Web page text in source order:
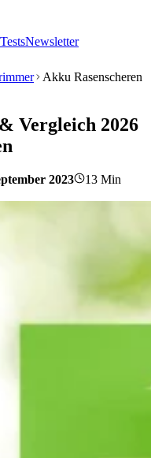
TestsNewsletter
Akku Rasenscheren
Vergleich 2026
2023 13 Min